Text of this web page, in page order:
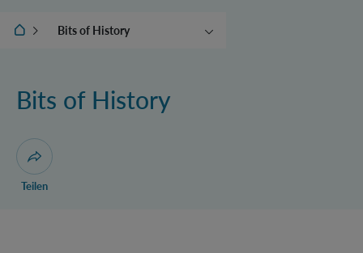
IQOQI WienBits of History
Bits of History
Dialog zum Teilen der Seite öffnen
Teilen